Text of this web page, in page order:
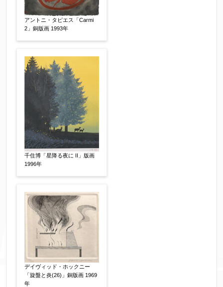
アントニ・タピエス「Carmi
2」銅版画 1993年
千住博「星降る夜に II」版画
1996年
デイヴィッド・ホックニー
「旋盤と炎(26)」銅版画 1969
年